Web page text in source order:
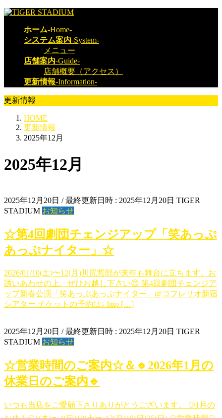
コ
ッ
プ
ナ
移
動
ホーム-Home-
システム案内-System-
メニュー
店舗案内-Guide-
店舗概要（アクセス）
更新情報-Information-
更新情報
HOME
更新情報
2025年12月
2025年12月
2025年12月20日 / 最終更新日時 : 2025年12月20日 TIGER
STADIUM お知らせ
☆第4回劇団チェンジアップ「笑あっぷ
あっぷナイター」☆
2026/01/10(土)〜12(月)川尻哲郎が来年も舞台に立ちます。お
誘いあわせの上、ぜひお越し下さい😊 第4回劇団チェンジア
ップ新春公演「笑あっぷあっぷナイター」@コフレリオ新宿
シアター チケットの予約は↓ http […]
2025年12月20日 / 最終更新日時 : 2025年12月20日 TIGER
STADIUM お知らせ
☆営業時間のご案内☆＆🔹2026年1月の
休業日のご案内🔹
いつも当店をご愛顧下さりありがとうございます。 ⚾1月の